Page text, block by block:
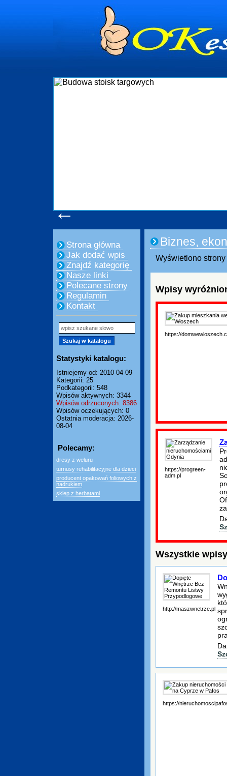
←
Strona główna
Jak dodać wpis
Znajdź kategorię
Nasze linki
Polecane strony
Regulamin
Kontakt
Statystyki katalogu:
Istniejemy od: 2010-04-09
Kategorii: 25
Podkategorii: 548
Wpisów aktywnych: 3344
Wpisów odrzuconych: 8386
Wpisów oczekujących: 0
Ostatnia moderacja: 2026-
08-04
Polecamy:
dresy z weluru
turnusy rehabilitacyjne dla dzieci
producent opakowań foliowych z
nadrukiem
sklep z herbatami
Biznes,
Wyświetlono
Wpisy
https://
https://progreen-
adm.pl
Wszystkie
http://maszwnetrze.pl
https://